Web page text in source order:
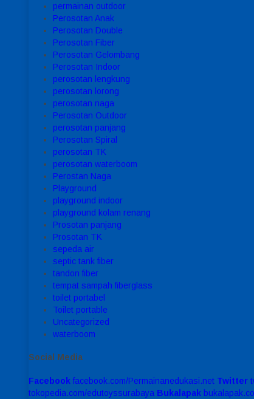
permainan outdoor
Perosotan Anak
Perosotan Double
Perosotan Fiber
Perosotan Gelombang
Perosotan Indoor
perosotan lengkung
perosotan lorong
perosotan naga
Perosotan Outdoor
perosotan panjang
Perosotan Spiral
perosotan TK
perosotan waterboom
Perostan Naga
Playground
playground indoor
playground kolam renang
Prosotan panjang
Prosotan TK
sepeda air
septic tank fiber
tandon fiber
tempat sampah fiberglass
toilet portabel
Toilet portable
Uncategorized
waterboom
Social Media
Facebook facebook.com/Permainanedukasi.net Twitter
tokopedia.com/edutoyssurabaya Bukalapak